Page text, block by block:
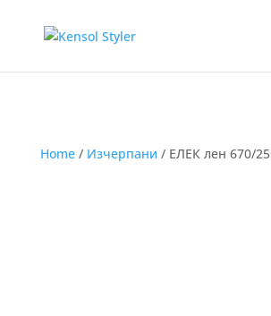
Home/ Изчерпани / ЕЛЕК лен 670/25